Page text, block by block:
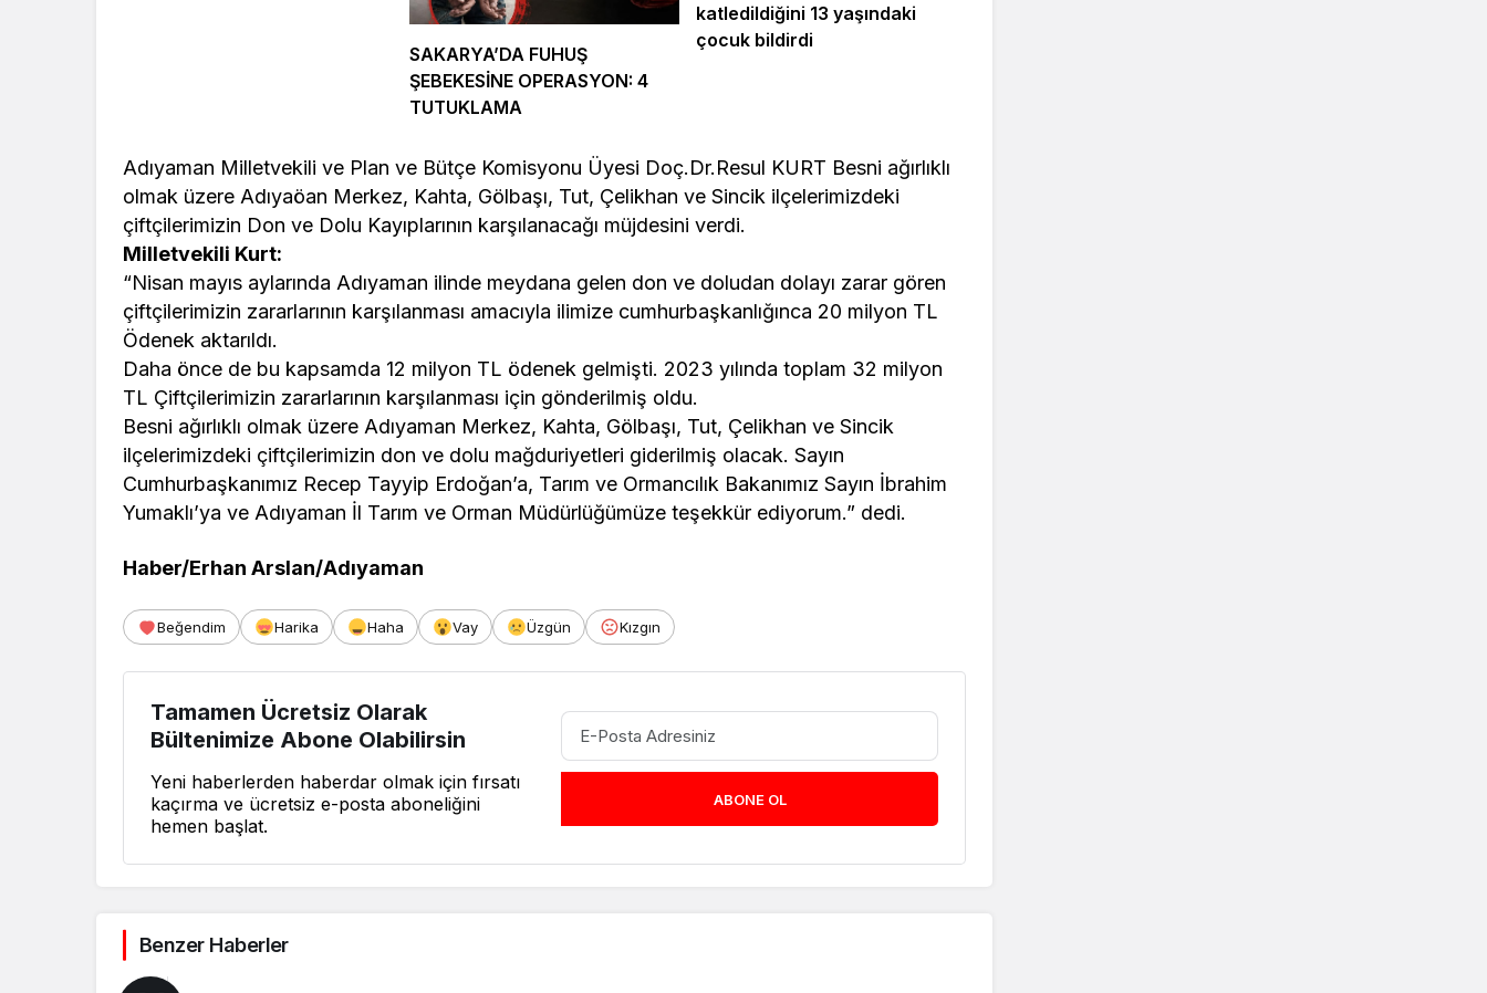
SAKARYA’DA FUHUŞ
ŞEBEKESİNE OPERASYON: 4
TUTUKLAMA
katledildiğini 13 yaşındaki
çocuk bildirdi
Adıyaman Milletvekili ve Plan ve Bütçe Komisyonu Üyesi Doç.Dr.Resul KURT Besni ağırlıklı
olmak üzere Adıyaöan Merkez, Kahta, Gölbaşı, Tut, Çelikhan ve Sincik ilçelerimizdeki
çiftçilerimizin Don ve Dolu Kayıplarının karşılanacağı müjdesini verdi.
Milletvekili Kurt:
“Nisan mayıs aylarında Adıyaman ilinde meydana gelen don ve doludan dolayı zarar gören
çiftçilerimizin zararlarının karşılanması amacıyla ilimize cumhurbaşkanlığınca 20 milyon TL
Ödenek aktarıldı.
Daha önce de bu kapsamda 12 milyon TL ödenek gelmişti. 2023 yılında toplam 32 milyon
TL Çiftçilerimizin zararlarının karşılanması için gönderilmiş oldu.
Besni ağırlıklı olmak üzere Adıyaman Merkez, Kahta, Gölbaşı, Tut, Çelikhan ve Sincik
ilçelerimizdeki çiftçilerimizin don ve dolu mağduriyetleri giderilmiş olacak. Sayın
Cumhurbaşkanımız Recep Tayyip Erdoğan’a, Tarım ve Ormancılık Bakanımız Sayın İbrahim
Yumaklı’ya ve Adıyaman İl Tarım ve Orman Müdürlüğümüze teşekkür ediyorum.” dedi.
Haber/Erhan Arslan/Adıyaman
Beğendim Harika Haha Vay Üzgün Kızgın
Tamamen Ücretsiz Olarak
Bültenimize Abone Olabilirsin
Yeni haberlerden haberdar olmak için fırsatı
kaçırma ve ücretsiz e-posta aboneliğini
hemen başlat.
ABONE OL
Benzer Haberler